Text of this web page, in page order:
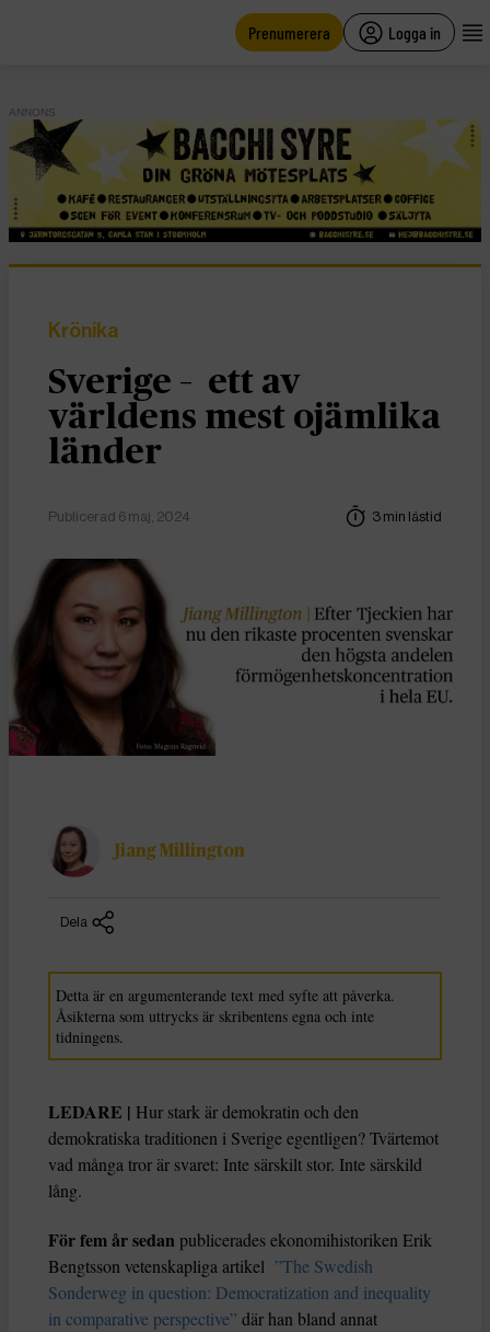
Prenumerera Logga in
ANNONS
Krönika
Sverige – ett av
världens mest ojämlika
länder
Publicerad 6 maj, 2024 3 min lästid
Jiang Millington
Dela
Detta är en argumenterande text med syfte att påverka.
Åsikterna som uttrycks är skribentens egna och inte
tidningens.
LEDARE | Hur stark är demokratin och den
demokratiska traditionen i Sverige egentligen? Tvärtemot
vad många tror är svaret: Inte särskilt stor. Inte särskild
lång.
För fem år sedan publicerades ekonomihistoriken Erik
Bengtsson vetenskapliga artikel ”The Swedish
Sonderweg in question: Democratization and inequality
in comparative perspective” där han bland annat